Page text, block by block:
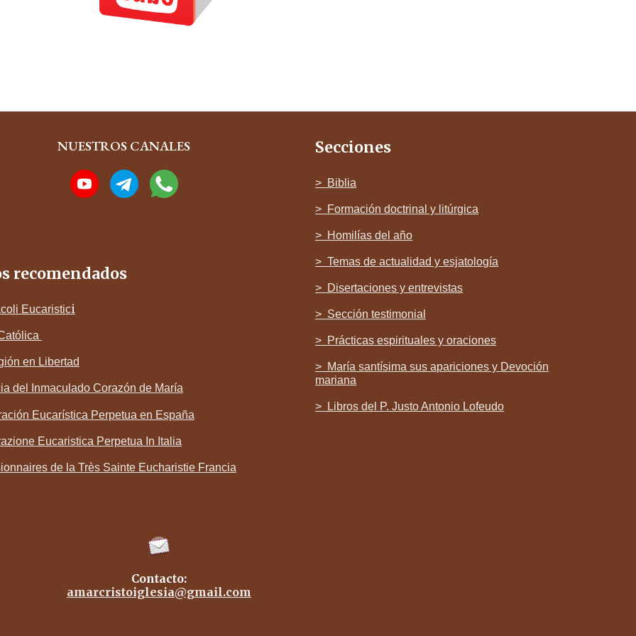
NUESTROS CANALES
recomendados
Eucaristici
ón en Libertad
del Inmaculado Corazón de María
Eucarística Perpetua en España
Eucaristica Perpetua In Italia
de la Très Sainte Eucharistie Francia
Secciones
> Biblia
> Formación doctrinal y litúrgica
> Homilías del año
> Temas de actualidad y esjatología
> Disertaciones y entrevistas
> Sección testimonial
> Prácticas espirituales y oraciones
> María santísima sus apariciones y Devoción
mariana
> Libros del P. Justo Antonio Lofeudo
Contacto:
amarcristoiglesia@gmail.com